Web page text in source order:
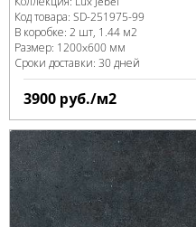
Код товара: SD-251975-99
В коробке: 2 шт, 1.44 м2
Размер: 1200x600 мм
Сроки доставки: 30 дней
3900 руб./м2